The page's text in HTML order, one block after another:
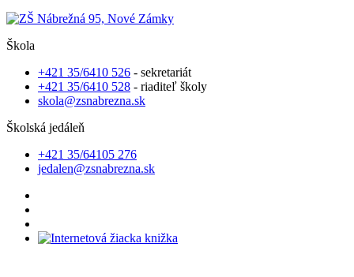
Škola
+421 35/6410 526 - sekretariát
+421 35/6410 528 - riaditeľ školy
skola@zsnabrezna.sk
Školská jedáleň
+421 35/64105 276
jedalen@zsnabrezna.sk